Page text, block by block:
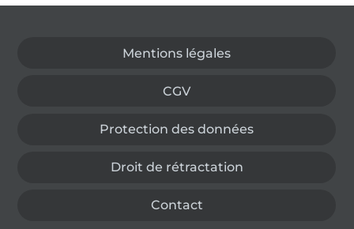
Mentions légales
CGV
Protection des données
Droit de rétractation
Contact